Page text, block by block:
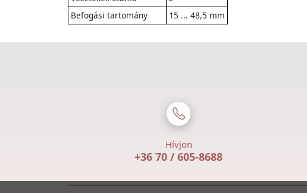
Befogási tartomány
15 ... 48,5 mm
Hívjon
+36 70 / 605-8688